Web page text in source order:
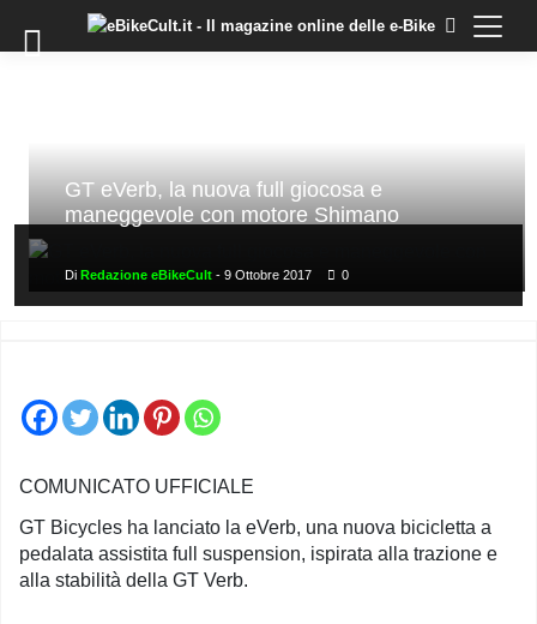
×
STORIE
TRAINING
TUTORIAL
LO
CONTATTI
POLICY
GT eVerb, la nuova full giocosa e
maneggevole con motore Shimano
Di Redazione eBikeCult - 9 Ottobre 2017 0
COMUNICATO UFFICIALE
GT Bicycles ha lanciato la eVerb, una nuova bicicletta a
pedalata assistita full suspension, ispirata alla trazione e
alla stabilità della GT Verb.